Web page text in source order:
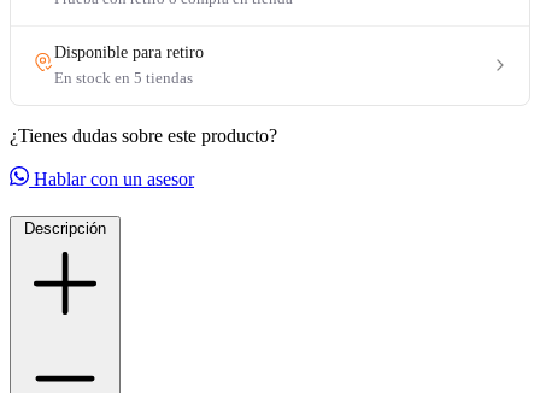
¿Tienes dudas sobre este producto?
Hablar con un asesor
Descripción